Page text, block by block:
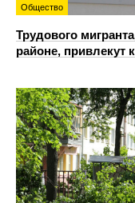
Общество
Трудового
районе, привлекут